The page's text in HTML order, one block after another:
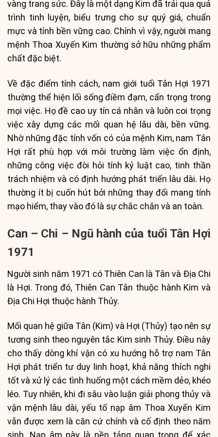
vàng trang sức. Đây là một dạng Kim đã trải qua quá
trình tinh luyện, biểu trưng cho sự quý giá, chuẩn
mực và tính bền vững cao. Chính vì vậy, người mang
mệnh Thoa Xuyến Kim thường sở hữu những phẩm
chất đặc biệt.
Về đặc điểm tính cách, nam giới tuổi Tân Hợi 1971
thường thể hiện lối sống điềm đạm, cẩn trọng trong
mọi việc. Họ đề cao uy tín cá nhân và luôn coi trọng
việc xây dựng các mối quan hệ lâu dài, bền vững.
Nhờ những đặc tính vốn có của mệnh Kim, nam Tân
Hợi rất phù hợp với môi trường làm việc ổn định,
những công việc đòi hỏi tính kỷ luật cao, tinh thần
trách nhiệm và có định hướng phát triển lâu dài. Họ
thường ít bị cuốn hút bởi những thay đổi mang tính
mạo hiểm, thay vào đó là sự chắc chắn và an toàn.
Can – Chi – Ngũ hành của tuổi Tân Hợi
1971
Người sinh năm 1971 có Thiên Can là Tân và Địa Chi
là Hợi. Trong đó, Thiên Can Tân thuộc hành Kim và
Địa Chi Hợi thuộc hành Thủy.
Mối quan hệ giữa Tân (Kim) và Hợi (Thủy) tạo nên sự
tương sinh theo nguyên tắc Kim sinh Thủy. Điều này
cho thấy dòng khí vận có xu hướng hỗ trợ nam Tân
Hợi phát triển tư duy linh hoạt, khả năng thích nghi
tốt và xử lý các tình huống một cách mềm dẻo, khéo
léo. Tuy nhiên, khi đi sâu vào luận giải phong thủy và
vận mệnh lâu dài, yếu tố nạp âm Thoa Xuyến Kim
vẫn được xem là căn cứ chính và cố định theo năm